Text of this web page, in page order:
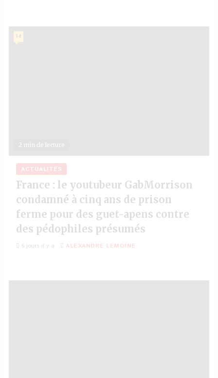
2 min de lecture
14
ACTUALITÉS
France : le youtubeur GabMorrison
condamné à cinq ans de prison
ferme pour des guet-apens contre
des pédophiles présumés
6 jours il y a ALEXANDRE LEMOINE